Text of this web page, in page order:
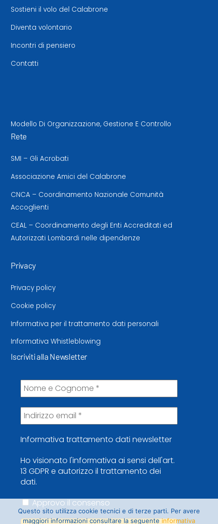
Sostieni il volo del Calabrone
Diventa volontario
Incontri di pensiero
Contatti
Modello Di Organizzazione, Gestione E Controllo
Rete
SMI – Gli Acrobati
Associazione Amici del Calabrone
CNCA – Coordinamento Nazionale Comunità
Accoglienti
CEAL – Coordinamento degli Enti Accreditati ed
Autorizzati Lombardi nelle dipendenze
Privacy
Privacy policy
Cookie policy
Informativa per il trattamento dati personali
Informativa Whistleblowing
Iscriviti alla Newsletter
Informativa trattamento dati newsletter
Ho visionato l'informativa ai sensi dell'art.
13 GDPR e autorizzo il trattamento dei
dati.
Approvo il consenso
Questo sito utilizza cookie tecnici e di terze parti. Per avere
maggiori informazioni consultare la seguenteinformativa